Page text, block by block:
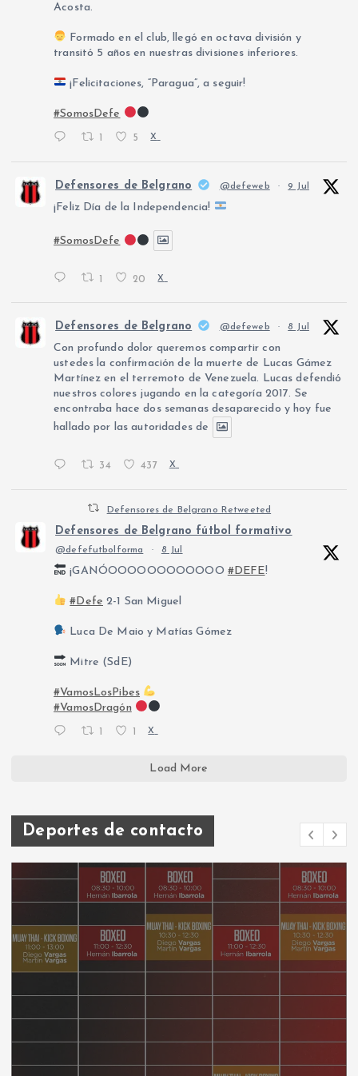
Acosta.
Formado en el club, llegó en octava división y
transitó 5 años en nuestras divisiones inferiores.
¡Felicitaciones, “Paragua”, a seguir!
#SomosDefe
1 5 X
Defensores de Belgrano @defeweb · 9 Jul
¡Feliz Día de la Independencia!
#SomosDefe
1 20 X
Defensores de Belgrano @defeweb · 8 Jul
Con profundo dolor queremos compartir con
ustedes la confirmación de la muerte de Lucas Gámez
Martínez en el terremoto de Venezuela. Lucas defendió
nuestros colores jugando en la categoría 2017. Se
encontraba hace dos semanas desaparecido y hoy fue
hallado por las autoridades de
34 437 X
Defensores de Belgrano Retweeted
Defensores de Belgrano fútbol formativo
@defefutbolforma · 8 Jul
¡GANÓOOOOOOOOOOOO #DEFE!
#Defe 2-1 San Miguel
Luca De Maio y Matías Gómez
Mitre (SdE)
#VamosLosPibes
#VamosDragón
X
Load More
Deportes de contacto